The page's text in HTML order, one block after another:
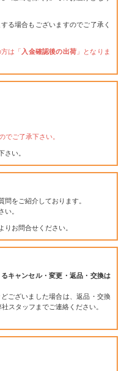
る場合もございますのでご了承く
は「 入金確認後の出荷 」となりま
でご了承下さい。
さい。
をご紹介しております。
い。
よりお問合せください。
キャンセル・変更・返品・交換は
ございました場合は、返品・交換
スタッフまでご連絡ください。